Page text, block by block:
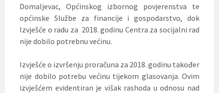
Domaljevac, Općinskog izbornog povjerenstva te
općinske Službe za financije i gospodarstvo, dok
Izvješće o radu za 2018. godinu Centra za socijalni rad
nije dobilo potrebnu većinu.
Izvješće o izvršenju proračuna za 2018. godinu također
nije dobilo potrebu većinu tijekom glasovanja. Ovim
izvješćem evidentiran je višak rashoda u odnosu nad